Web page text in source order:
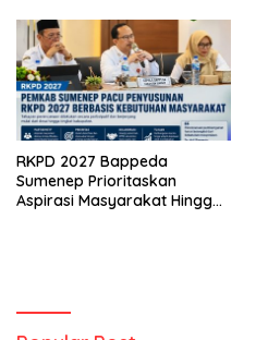
RKPD 2027 Bappeda
Sumenep Prioritaskan
Aspirasi Masyarakat Hingga